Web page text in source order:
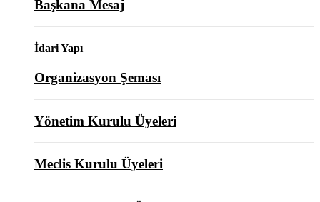
Başkana Mesaj
İdari Yapı
Organizasyon Şeması
Yönetim Kurulu Üyeleri
Meclis Kurulu Üyeleri